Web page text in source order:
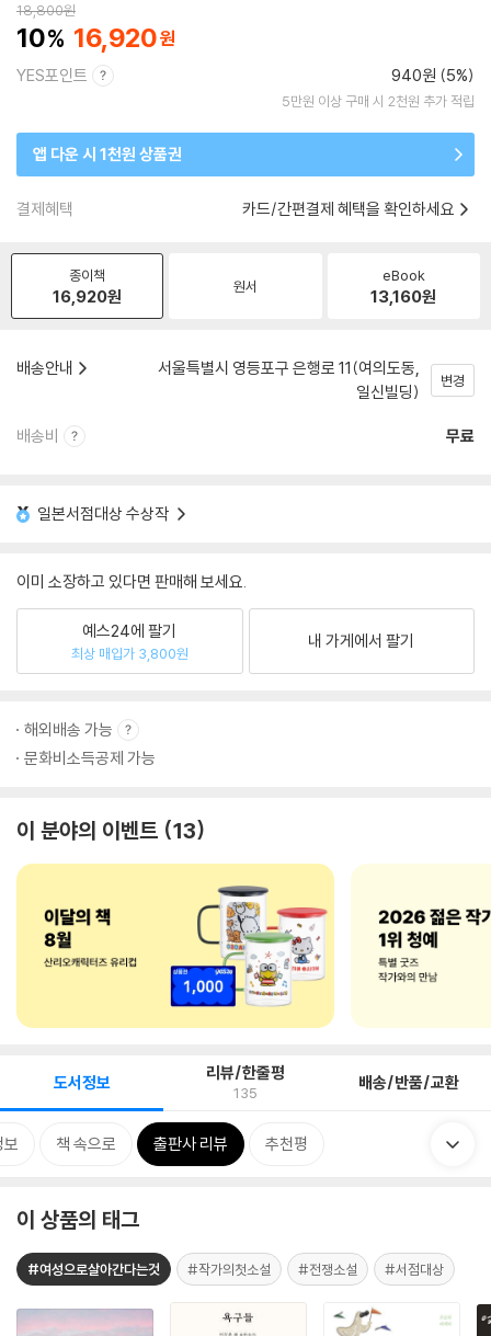
18,800원
10 16,920
YES포인트 940원 (5%)
5만원 이상 구매 시 2천원 추가 적립
앱 다운 시 1천원 상품권
결제혜택 카드/간편결제 혜택을 확인하세요
종이책
16,920원 원서
eBook
13,160원
배송안내
서울특별시 영등포구 은행로 11(여의도동,
일신빌딩)
변경
배송비 무료
일본서점대상 수상작
이미 소장하고 있다면 판매해 보세요.
예스24에 팔기
최상 매입가 3,800원
내 가게에서 팔기
해외배송 가능
문화비소득공제 가능
이 분야의 이벤트 13
도서정보 리뷰/한줄평
135 배송/반품/교환
보 책 속으로 출판사 리뷰 추천평
이 상품의 태그
#여성으로살아간다는것 #작가의첫소설 #전쟁소설 #서점대상